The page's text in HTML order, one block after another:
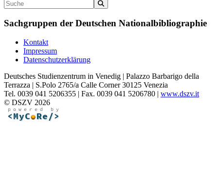
Sachgruppen der Deutschen Nationalbibliographie
Kontakt
Impressum
Datenschutzerklärung
Deutsches Studienzentrum in Venedig | Palazzo Barbarigo della
Terrazza | S.Polo 2765/a Calle Corner 30125 Venezia
Tel. 0039 041 5206355 | Fax. 0039 041 5206780 | www.dszv.it
© DSZV 2026